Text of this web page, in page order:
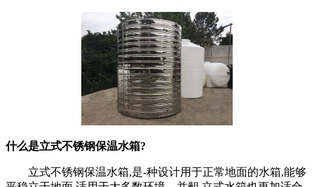
什么是立式不锈钢保温水箱?
立式不锈钢保温水箱,是-种设计用于正常地面的水箱,能够